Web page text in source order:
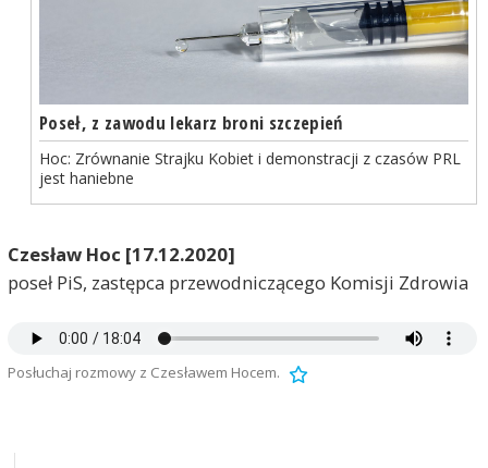
Poseł, z zawodu lekarz broni szczepień
Hoc: Zrównanie Strajku Kobiet i demonstracji z czasów PRL
jest haniebne
Czesław Hoc [17.12.2020]
poseł PiS, zastępca przewodniczącego Komisji Zdrowia
Posłuchaj rozmowy z Czesławem Hocem.